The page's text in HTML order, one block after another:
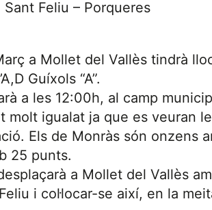
Feliu – Porqueres
a Mollet del Vallès tindrà
Guíxols “A”.
a les 12:00h, al camp
molt igualat ja que es veuran
Els de Monràs són onzens
25 punts.
a Mollet del Vallès
i col·locar-se així, en la